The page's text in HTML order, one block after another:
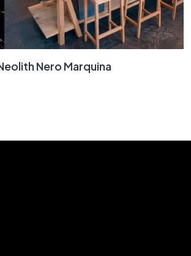
Neolith Nero Marquina